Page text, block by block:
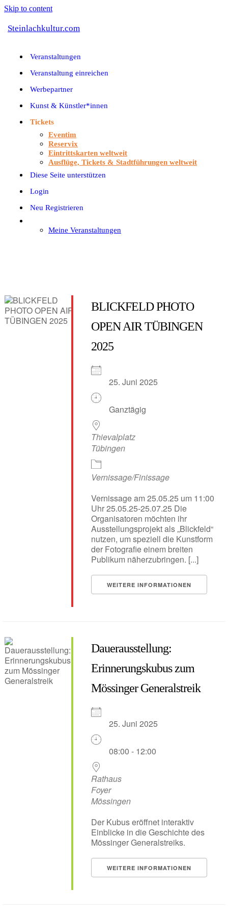
Skip to content
Steinlachkultur.com
Veranstaltungen
Veranstaltung einreichen
Werbepartner
Kunst & Künstler*innen
Tickets
Eventim
Reservix
Eintrittskarten weltweit
Ausflüge, Tickets & Stadtführungen weltweit
Diese Seite unterstützen
Login
Neu Registrieren
Meine Veranstaltungen
BLICKFELD PHOTO
OPEN AIR TÜBINGEN
2025
25. Juni 2025
Ganztägig
Thievalplatz
Tübingen
Vernissage/Finissage
Vernissage am 25.05.25 um 11:00
Uhr 25.05.25-25.07.25 Die
Organisatoren möchten ihr
Ausstellungsprojekt als „Blickfeld“
nutzen, um speziell die Kunstform
der Fotografie einem breiten
Publikum näherzubringen. [...]
WEITERE INFORMATIONEN
Dauerausstellung:
Erinnerungskubus zum
Mössinger Generalstreik
25. Juni 2025
08:00 - 12:00
Rathaus
Foyer
Mössingen
Der Kubus eröffnet interaktiv
Einblicke in die Geschichte des
Mössinger Generalstreiks.
WEITERE INFORMATIONEN